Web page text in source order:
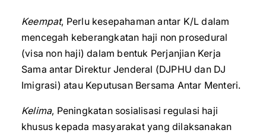
Keempat, Perlu kesepahaman antar K/L dalam
mencegah keberangkatan haji non prosedural
(visa non haji) dalam bentuk Perjanjian Kerja
Sama antar Direktur Jenderal (DJPHU dan DJ
Imigrasi) atau Keputusan Bersama Antar Menteri.
Kelima, Peningkatan sosialisasi regulasi haji
khusus kepada masyarakat yang dilaksanakan